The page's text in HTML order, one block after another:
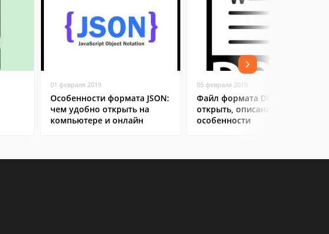
01 февраля 2019
Особенности формата JSON:
чем удобно открыть на
компьютере и онлайн
05 февраля 2019
Файл формата DOC: чем
открыть, описание,
особенности